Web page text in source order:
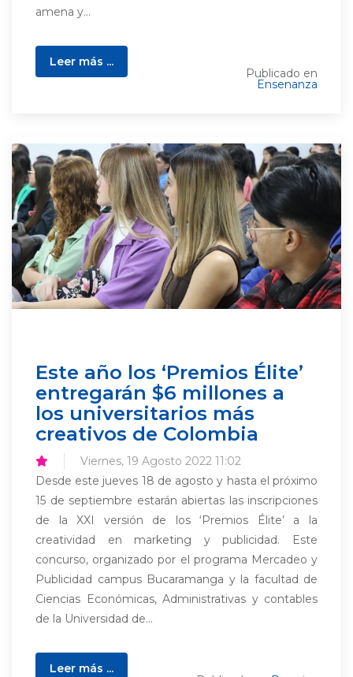
amena y...
Leer más ...
Publicado en
Ensenanza
Este año los ‘Premios Élite’
entregarán $6 millones a
los universitarios más
creativos de Colombia
Viernes, 19 Agosto 2022 11:02
Desde este jueves 18 de agosto y hasta el próximo
15 de septiembre estarán abiertas las inscripciones
de la XXI versión de los ‘Premios Élite’ a la
creatividad en marketing y publicidad. Este
concurso, organizado por el programa Mercadeo y
Publicidad campus Bucaramanga y la facultad de
Ciencias Económicas, Administrativas y contables
de la Universidad de...
Leer más ...